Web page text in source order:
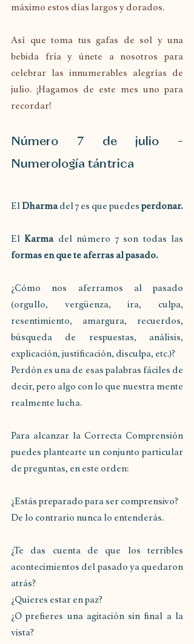
máximo estos días largos y dorados.
Así que toma tus gafas de sol y una
bebida fría y únete a nosotros para
celebrar las innumerables alegrías de
julio. ¡Hagamos de este mes uno para
recordar!
Número 7 de julio –
Numerología tántrica
El Dharma del 7 es que puedes perdonar.
El Karma
formas en que te aferras al pasado.
¿Cómo nos aferramos al pasado
(orgullo, vergüenza, ira, culpa,
resentimiento, amargura, recuerdos,
búsqueda de respuestas, análisis,
explicación, justificación, disculpa, etc.)?
Perdón es una de esas palabras fáciles de
decir, pero algo con lo que nuestra mente
realmente lucha.
Para alcanzar la Correcta Comprensión
puedes plantearte un conjunto particular
de preguntas, en este orden:
¿Estás preparado para ser comprensivo?
De lo contrario nunca lo entenderás.
¿Te das cuenta de que los terribles
acontecimientos del pasado ya quedaron
atrás?
¿Quieres estar en paz?
¿O prefieres una agitación sin final a la
vista?